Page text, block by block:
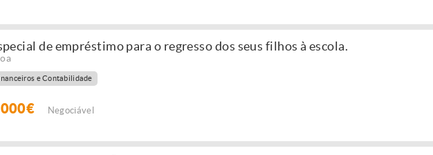
de empréstimo para o regresso dos seus filhos à escola.
e Contabilidade
Negociável